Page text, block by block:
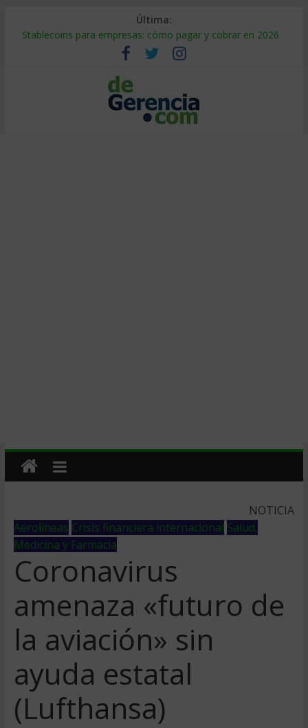
Última:
Stablecoins para empresas: cómo pagar y cobrar en 2026
Despido silencioso: qué es y por qué sale tan caro
IA en selección de personal: cómo auditarla a tiempo
Trabajo forzoso en la cadena de suministro: qué hacer
Mercado hispano de EE. UU.: cómo segmentarlo y venderle
NOTICIA
Aerolineas Crisis financiera internacional Salud,
Medicina y Farmacia
Coronavirus
amenaza «futuro de
la aviación» sin
ayuda estatal
(Lufthansa)